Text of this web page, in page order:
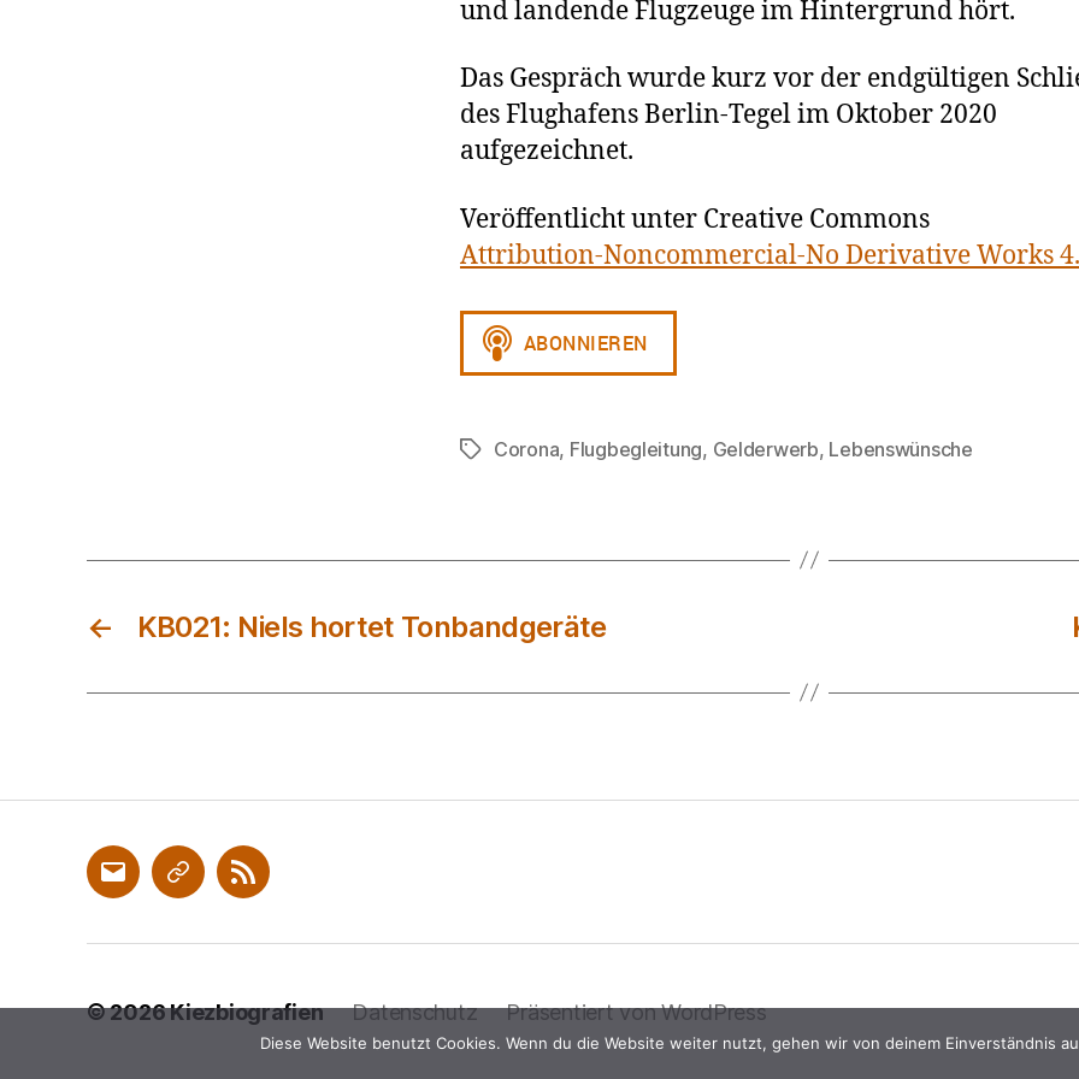
und landende Flugzeuge im Hintergrund hört.
Das Gespräch wurde kurz vor der endgültigen
des Flughafens Berlin-Tegel im Oktober 2020
aufgezeichnet.
Veröffentlicht unter Creative Commons
Attribution-Noncommercial-No Derivative Works
Schlagwörter
Corona, Flugbegleitung, Gelderwerb, Lebenswünsche
← KB021: Niels hortet Tonbandgeräte
Email Sendegate
RSS
© 2026Kiezbiografien Datenschutz Präsentiert von WordPress
Diese Website benutzt Cookies. Wenn du die Website weiter nutzt, gehen wir von deinem Einverständnis